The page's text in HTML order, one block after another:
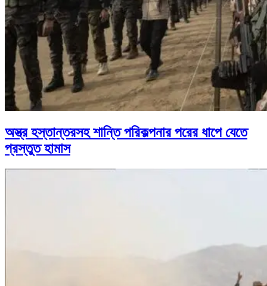
অস্ত্র হস্তান্তরসহ শান্তি পরিকল্পনার পরের ধাপে যেতে
প্রস্তুত হামাস